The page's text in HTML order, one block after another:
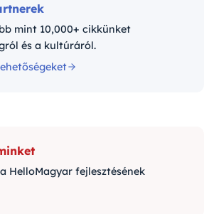
mint 10,000+ cikkünket
és a kultúráról.
HelloMagyar fejlesztésének